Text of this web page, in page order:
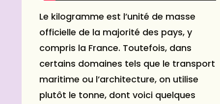
Le kilogramme est l’unité de masse
officielle de la majorité des pays, y
compris la France. Toutefois, dans
certains domaines tels que le transport
maritime ou l’architecture, on utilise
plutôt le tonne, dont voici quelques